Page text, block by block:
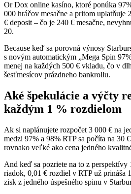
Or Dox online kasíno, ktoré ponúka
000 hráčov mesačne a pritom uplatňuje
€ deposit – čo je 240 € mesačne,
20.
Because keď sa porovná výnosy
s novým automatickým „Mega Spin
menej na každých 500 € vkladu, čo v
šesťmesícov prázdneho bankrollu.
Aké špekulácie a výčty
každým 1 % rozdielom
Ak si naplánujete rozpočet 3 000 € na
medzi 97% a 98% RTP sa počíta na 30
rovnako veľké ako cena jedného
And keď sa pozriete na to z perspektívy
riadok, 0,01 € rozdiel v RTP už prináša
zisk z jedného úspešného spinu v